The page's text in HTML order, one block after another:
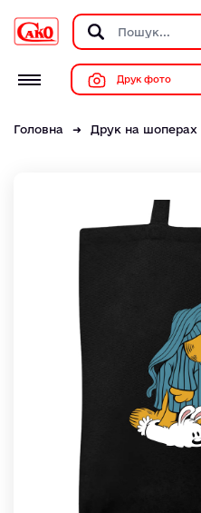
Друк фото
Головна Друк на шоперах